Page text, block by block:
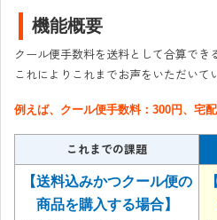
機能概要
クール便手数料を送料として合算でき
これによりこれまでお声をいただいて
例えば、クール便手数料：300円、宅
これまでの課題
【送料込みかつクール便の
商品を購入する場合】